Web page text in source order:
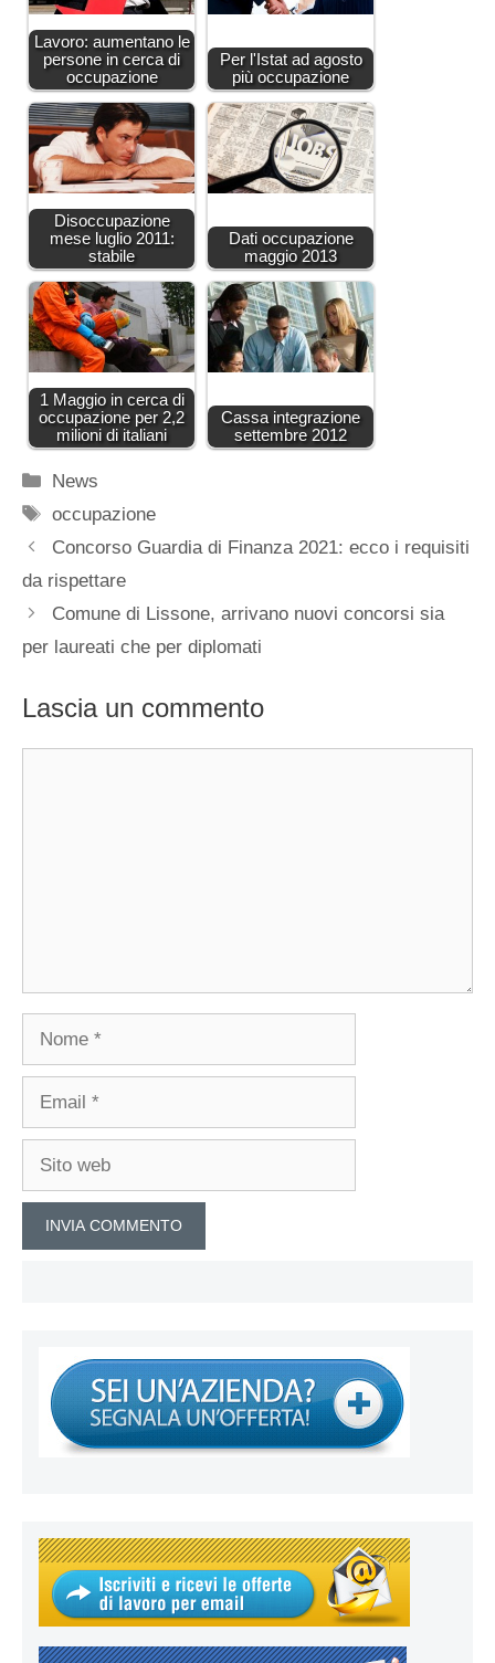
Lavoro: aumentano le
persone in cerca di
occupazione
Per l'Istat ad agosto
più occupazione
Disoccupazione
mese luglio 2011:
stabile
Dati occupazione
maggio 2013
1 Maggio in cerca di
occupazione per 2,2
milioni di italiani
Cassa integrazione
settembre 2012
Categorie
News
Tag
occupazione
Concorso Guardia di Finanza 2021: ecco i requisiti
da rispettare
Comune di Lissone, arrivano nuovi concorsi sia
per laureati che per diplomati
Lascia un commento
Nome
Email
Sito